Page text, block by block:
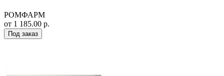
РОМФАРМ
от 1 185.00 р.
Под заказ